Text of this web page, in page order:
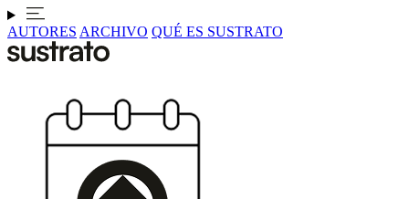
AUTORES ARCHIVO QUÉ ES SUSTRATO